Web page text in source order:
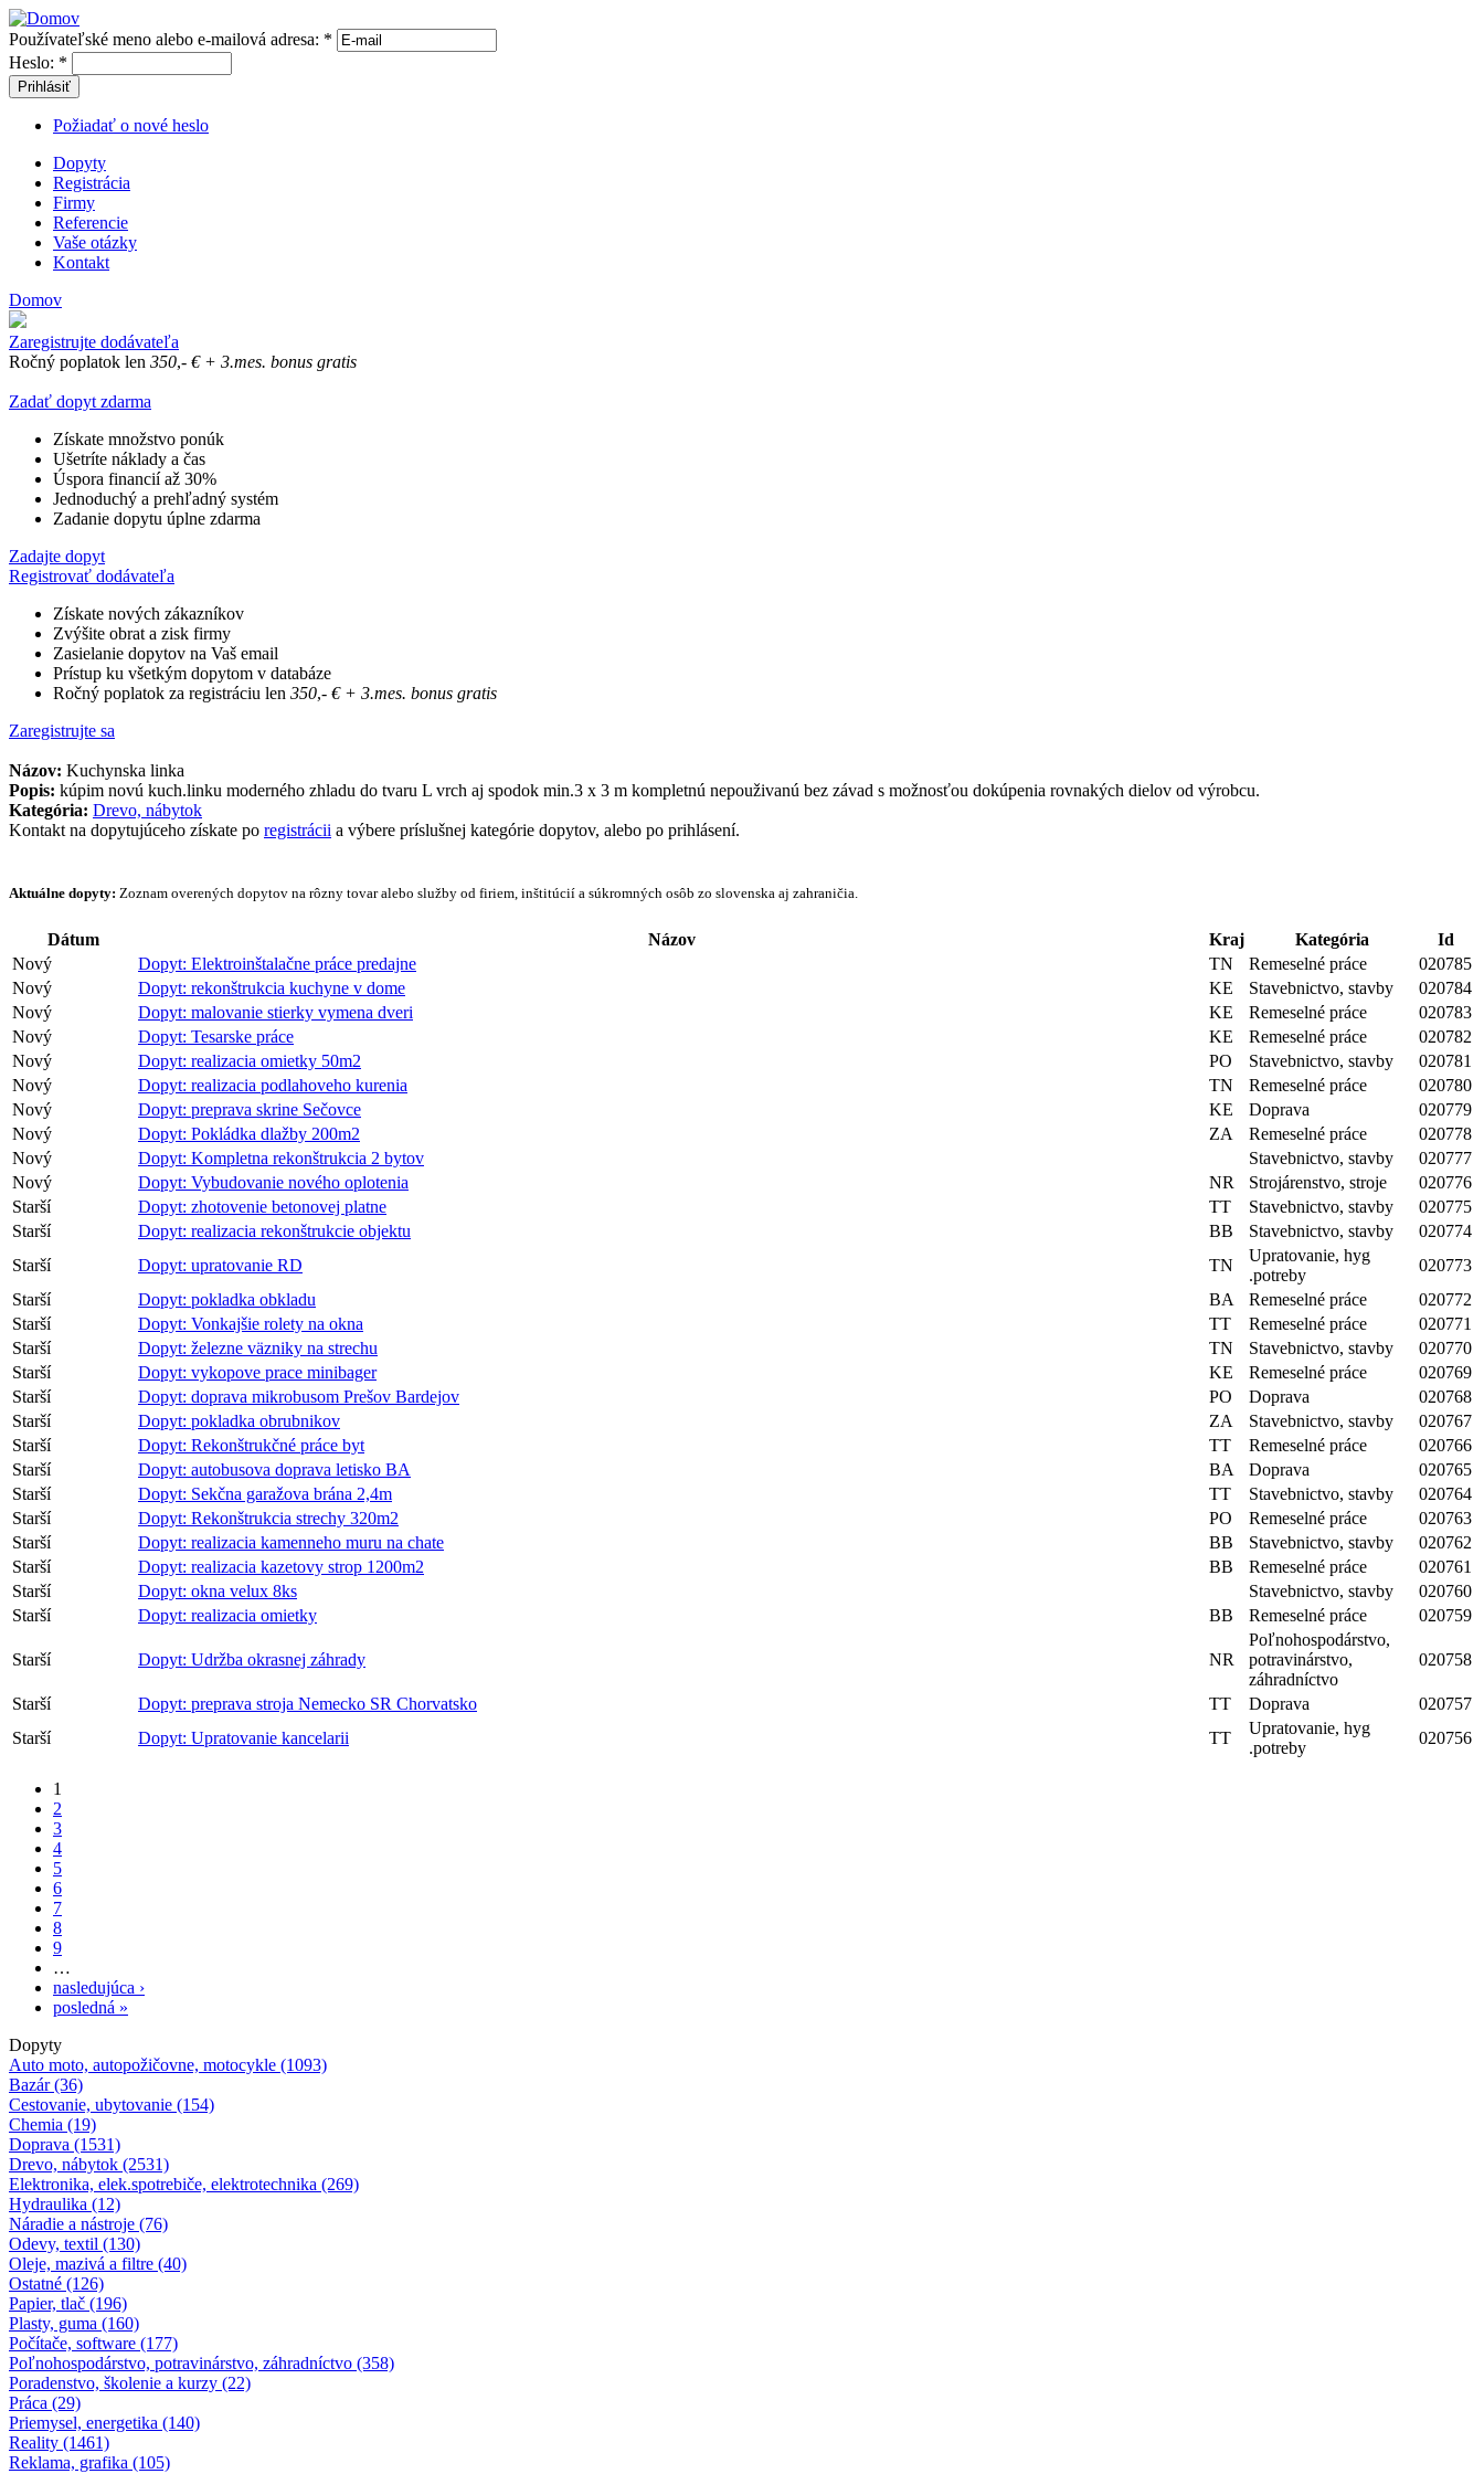
Používateľské meno alebo e-mailová adresa: *
Heslo: *
Prihlásiť
Požiadať o nové heslo
Dopyty
Registrácia
Firmy
Referencie
Vaše otázky
Kontakt
Domov
Zaregistrujte dodávateľa
Ročný poplatok len 350,- € + 3.mes. bonus gratis
Zadať dopyt zdarma
Získate množstvo ponúk
Ušetríte náklady a čas
Úspora financií až 30%
Jednoduchý a prehľadný systém
Zadanie dopytu úplne zdarma
Zadajte dopyt
Registrovať dodávateľa
Získate nových zákazníkov
Zvýšite obrat a zisk firmy
Zasielanie dopytov na Vaš email
Prístup ku všetkým dopytom v databáze
Ročný poplatok za registráciu len 350,- € + 3.mes. bonus gratis
Zaregistrujte sa
Názov: Kuchynska linka
Popis: kúpim novú kuch.linku moderného zhladu do tvaru L vrch aj spodok min.3 x 3 m kompletnú nepouživanú bez závad s možnosťou dokúpenia rovnakých dielov od výrobcu.
Kategória: Drevo, nábytok
Kontakt na dopytujúceho získate po registrácii a výbere príslušnej kategórie dopytov, alebo po prihlásení.
Aktuálne dopyty: Zoznam overených dopytov na rôzny tovar alebo služby od firiem, inštitúcií a súkromných osôb zo slovenska aj zahraničia.
Dátum Názov Kraj Kategória
Id
Nový
Dopyt: Elektroinštalačne práce predajne TN Remeselné práce
020785
Nový
Dopyt: rekonštrukcia kuchyne v dome KE Stavebnictvo, stavby
020784
Nový
Dopyt: malovanie stierky vymena dveri KE Remeselné práce
020783
Nový
Dopyt: Tesarske práce KE Remeselné práce
020782
Nový
Dopyt: realizacia omietky 50m2 PO Stavebnictvo, stavby
020781
Nový
Dopyt: realizacia podlahoveho kurenia TN Remeselné práce
020780
Nový
Dopyt: preprava skrine Sečovce KE Doprava
020779
Nový
Dopyt: Pokládka dlažby 200m2 ZA Remeselné práce
020778
Nový
Dopyt: Kompletna rekonštrukcia 2 bytov Stavebnictvo, stavby
020777
Nový
Dopyt: Vybudovanie nového oplotenia NR Strojárenstvo, stroje
020776
Starší
Dopyt: zhotovenie betonovej platne TT Stavebnictvo, stavby
020775
Starší
Dopyt: realizacia rekonštrukcie objektu BB Stavebnictvo, stavby
020774
Starší
Dopyt: upratovanie RD TN
Upratovanie, hyg
.potreby
020773
Starší
Dopyt: pokladka obkladu BA Remeselné práce
020772
Starší
Dopyt: Vonkajšie rolety na okna TT Remeselné práce
020771
Starší
Dopyt: železne väzniky na strechu TN Stavebnictvo, stavby
020770
Starší
Dopyt: vykopove prace minibager KE Remeselné práce
020769
Starší
Dopyt: doprava mikrobusom Prešov Bardejov PO Doprava
020768
Starší
Dopyt: pokladka obrubnikov ZA Stavebnictvo, stavby
020767
Starší
Dopyt: Rekonštrukčné práce byt TT Remeselné práce
020766
Starší
Dopyt: autobusova doprava letisko BA BA Doprava
020765
Starší
Dopyt: Sekčna garažova brána 2,4m TT Stavebnictvo, stavby
020764
Starší
Dopyt: Rekonštrukcia strechy 320m2 PO Remeselné práce
020763
Starší
Dopyt: realizacia kamenneho muru na chate BB Stavebnictvo, stavby
020762
Starší
Dopyt: realizacia kazetovy strop 1200m2 BB Remeselné práce
020761
Starší
Dopyt: okna velux 8ks Stavebnictvo, stavby
020760
Starší
Dopyt: realizacia omietky BB Remeselné práce 020759
Starší Dopyt: Udržba okrasnej záhrady NR
Poľnohospodárstvo,
potravinárstvo,
záhradníctvo
020758
Starší Dopyt: preprava stroja Nemecko SR Chorvatsko TT Doprava
020757
Starší
Dopyt: Upratovanie kancelarii TT
Upratovanie, hyg
.potreby
020756
1
2
3
4
5
6
7
8
9
…
nasledujúca ›
posledná »
Dopyty
Auto moto, autopožičovne, motocykle (1093)
Bazár (36)
Cestovanie, ubytovanie (154)
Chemia (19)
Doprava (1531)
Drevo, nábytok (2531)
Elektronika, elek.spotrebiče, elektrotechnika (269)
Hydraulika (12)
Náradie a nástroje (76)
Odevy, textil (130)
Oleje, mazivá a filtre (40)
Ostatné (126)
Papier, tlač (196)
Plasty, guma (160)
Počítače, software (177)
Poľnohospodárstvo, potravinárstvo, záhradníctvo (358)
Poradenstvo, školenie a kurzy (22)
Práca (29)
Priemysel, energetika (140)
Reality (1461)
Reklama, grafika (105)